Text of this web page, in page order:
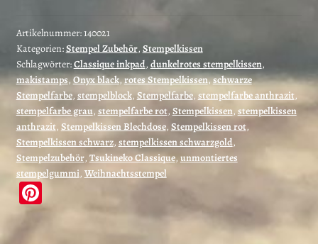
Artikelnummer:140021
Kategorien:Stempel Zubehör, Stempelkissen
Schlagwörter:Classique inkpad, dunkelrotes stempelkissen,
makistamps,Onyx black,rotes Stempelkissen,schwarze
Stempelfarbe,stempelblock, Stempelfarbe, stempelfarbe anthrazit,
stempelfarbe grau, stempelfarbe rot, Stempelkissen, stempelkissen
anthrazit, Stempelkissen Blechdose, Stempelkissen rot,
Stempelkissen schwarz, stempelkissen schwarzgold,
Stempelzubehör, Tsukineko Classique, unmontiertes
stempelgummi, Weihnachtsstempel
Pi
nt